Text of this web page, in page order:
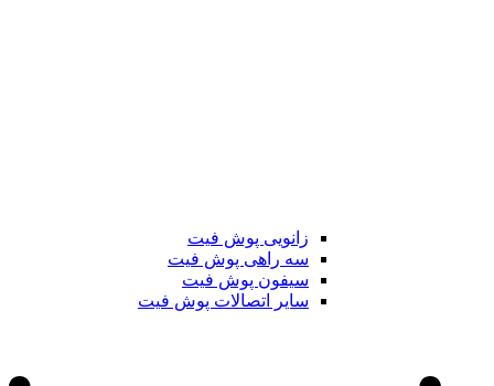
زانویی پوش فیت
سه راهی پوش فیت
سیفون پوش فیت
سایر اتصالات پوش فیت